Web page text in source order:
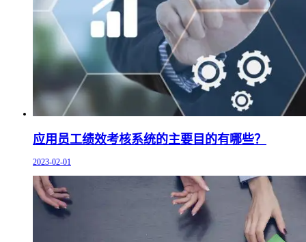
应用员工绩效考核系统的主要目的有哪些？
2023-02-01